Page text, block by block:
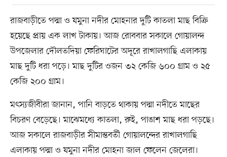
রাজবাড়ীতে পদ্মা ও যমুনা নদীর মোহনার দুটি কাতলা মাছ বিক্রি
হয়েছে প্রায় এক লাখ টাকায়। আজ রোববার সকালে গোয়ালন্দ
উপজেলার দৌলতদিয়া ফেরিঘাটের অদূরে রাখালগাছি এলাকায়
মাছ দুটি ধরা পড়ে। মাছ দুটির ওজন ৩২ কেজি ৬০০ গ্রাম ও ২৫
কেজি ২০০ গ্রাম।
মৎস্যজীবীরা জানান, পানি বাড়তে থাকায় পদ্মা নদীতে মাছের
বিচরণ বেড়েছে। মাঝেমধ্যে কাতলা, রুই, পাঙাশ মাছ ধরা পড়ছে।
আজ সকালে রাজবাড়ীর সীমান্তবর্তী গোয়ালন্দের রাখালগাছি
এলাকায় পদ্মা ও যমুনা নদীর মোহনা জাল ফেলেন জেলেরা।